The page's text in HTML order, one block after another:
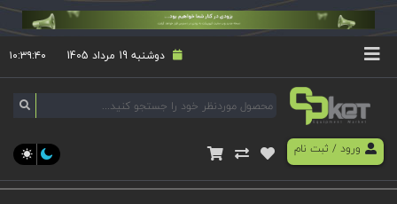
دوشنبه 19 مرداد 1405 ۱۰:۳۹:۴۰
ورود/ ثبت نام